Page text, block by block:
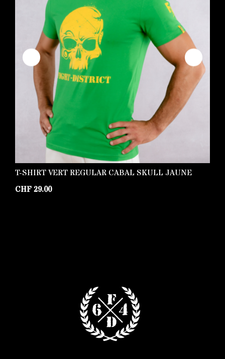
T-SHIRT VERT REGULAR CABAL SKULL JAUNE
CHF29.00